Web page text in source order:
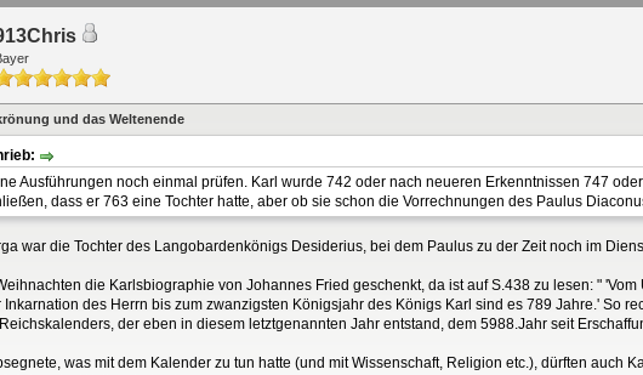
und das Weltenende
Ausführungen noch einmal prüfen. Karl wurde 742 oder nach neueren Erkenntnissen 747
dass er 763 eine Tochter hatte, aber ob sie schon die Vorrechnungen des Paulus
war die Tochter des Langobardenkönigs Desiderius, bei dem Paulus zu der Zeit noch im
die Karlsbiographie von Johannes Fried geschenkt, da ist auf S.438 zu lesen: "
Inkarnation des Herrn bis zum zwanzigsten Königsjahr des Königs Karl sind es 789 Jahre.' So
der eben in diesem letztgenannten Jahr entstand, dem 5988.Jahr seit
was mit dem Kalender zu tun hatte (und mit Wissenschaft, Religion etc.), dürften auch